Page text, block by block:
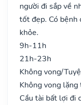
người đi sắp về
tốt đẹp. Có bệnh
khỏe.
9h-11h
21h-23h
Không vong/
Không vong
Cầu tài bất lợi đi